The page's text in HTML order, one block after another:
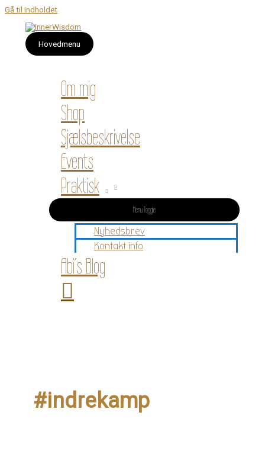
Gå til indholdet
Hovedmenu
Om mig
Shop
Sjælsbeskrivelse
Events
Praktisk
Menu Toggle
Nyhedsbrev
Kontakt info
Abi’s Blog
#indrekamp